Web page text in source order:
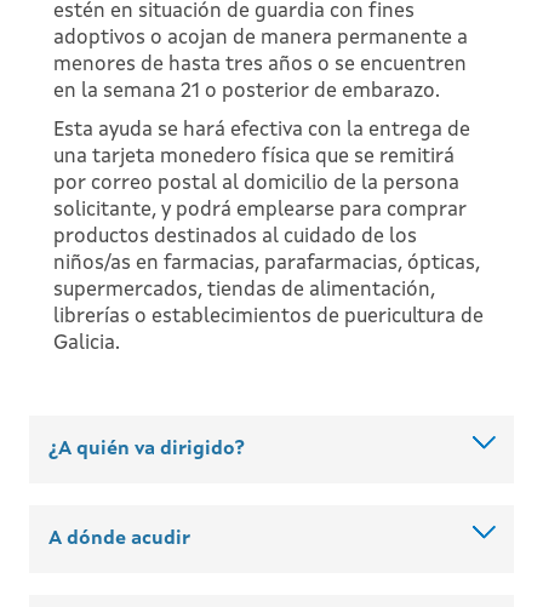
estén en situación de guardia con fines
adoptivos o acojan de manera permanente a
menores de hasta tres años o se encuentren
en la semana 21 o posterior de embarazo.
Esta ayuda se hará efectiva con la entrega de
una tarjeta monedero física que se remitirá
por correo postal al domicilio de la persona
solicitante, y podrá emplearse para comprar
productos destinados al cuidado de los
niños/as en farmacias, parafarmacias, ópticas,
supermercados, tiendas de alimentación,
librerías o establecimientos de puericultura de
Galicia.
¿A quién va dirigido?
A dónde acudir